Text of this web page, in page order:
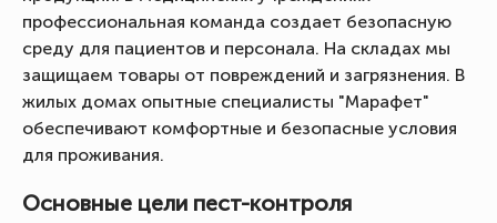
профессиональная команда создает безопасную
среду для пациентов и персонала. На складах мы
защищаем товары от повреждений и загрязнения. В
жилых домах опытные специалисты "Марафет"
обеспечивают комфортные и безопасные условия
для проживания.
Основные цели пест-контроля